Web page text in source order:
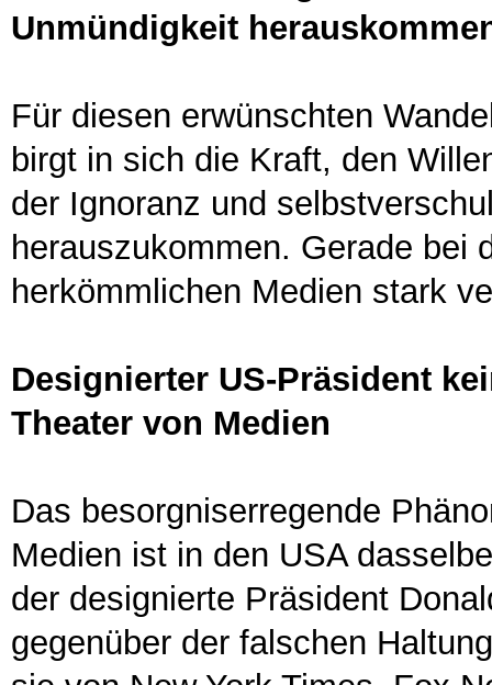
Unmündigkeit
Für diesen erwünschten
birgt in sich die Kraft, den
der Ignoranz und
herauszukommen. Gerade bei
herkömmlichen Medien stark
Designierter US-Präsident
Theater von Medien
Das besorgniserregende
Medien ist in den USA
der designierte Präsident
gegenüber der falschen